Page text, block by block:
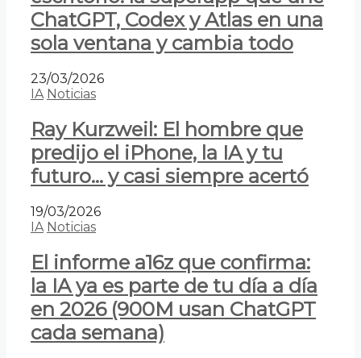
ChatGPT, Codex y Atlas en una
sola ventana y cambia todo
23/03/2026
IA Noticias
Ray Kurzweil: El hombre que
predijo el iPhone, la IA y tu
futuro… y casi siempre acertó
19/03/2026
IA Noticias
El informe a16z que confirma:
la IA ya es parte de tu día a día
en 2026 (900M usan ChatGPT
cada semana)